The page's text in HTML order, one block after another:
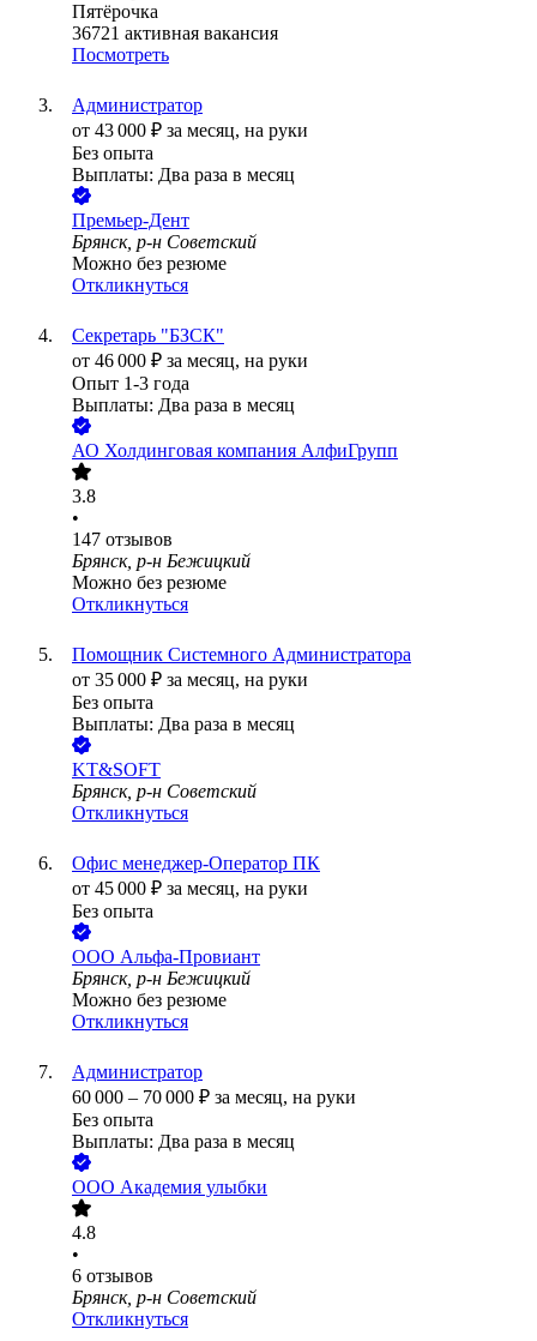
Пятёрочка
36721 активная вакансия
Посмотреть
Администратор
от 43 000 ₽ за месяц, на руки
Без опыта
Выплаты: Два раза в месяц
Премьер-Дент
Брянск, р-н Советский
Можно без резюме
Откликнуться
Секретарь "БЗСК"
от 46 000 ₽ за месяц, на руки
Опыт 1-3 года
Выплаты: Два раза в месяц
АО Холдинговая компания АлфиГрупп
3.8
•
147 отзывов
Брянск, р-н Бежицкий
Можно без резюме
Откликнуться
Помощник Системного Администратора
от 35 000 ₽ за месяц, на руки
Без опыта
Выплаты: Два раза в месяц
KT&SOFT
Брянск, р-н Советский
Откликнуться
Офис менеджер-Оператор ПК
от 45 000 ₽ за месяц, на руки
Без опыта
ООО Альфа-Провиант
Брянск, р-н Бежицкий
Можно без резюме
Откликнуться
Администратор
60 000 – 70 000 ₽ за месяц, на руки
Без опыта
Выплаты: Два раза в месяц
ООО Академия улыбки
4.8
•
6 отзывов
Брянск, р-н Советский
Откликнуться